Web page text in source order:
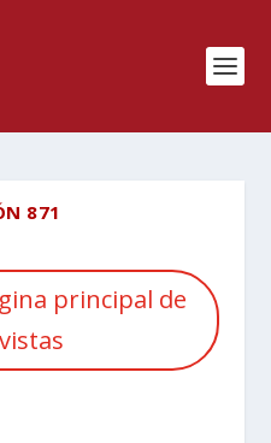
871
principal de